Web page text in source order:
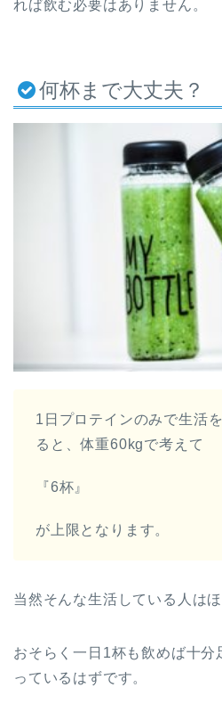
れば飲む必要はありません。
何杯まで大丈夫？
1日プロテインのみで生活
ると、体重60kgで考えて
『6杯』
が上限となります。
当然そんな生活している人は
おそらく一日1杯も飲めば十分
っているはずです。